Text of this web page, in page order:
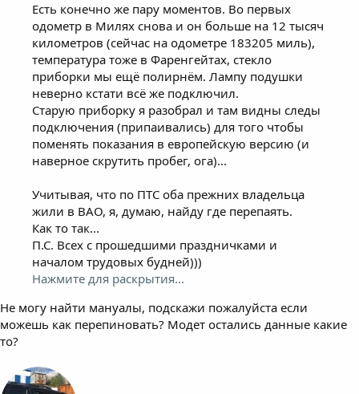
Есть конечно же пару моментов. Во первых
одометр в Милях снова и он больше на 12 тысяч
километров (сейчас на одометре 183205 миль),
температура тоже в Фаренгейтах, стекло
приборки мы ещё полирнём. Лампу подушки
неверно кстати всё же подключил.
Старую приборку я разобрал и там видны следы
подключения (припаивались) для того чтобы
поменять показания в европейскую версию (и
наверное скрутить пробег, ога)...
Учитывая, что по ПТС оба прежних владельца
жили в ВАО, я, думаю, найду где перепаять.
Как то так...
П.С. Всех с прошедшими праздничками и
началом трудовых будней)))
Нажмите для раскрытия...
Не могу найти мануалы, подскажи пожалуйста если
можешь как перепиновать? Модет остались данные какие
то?